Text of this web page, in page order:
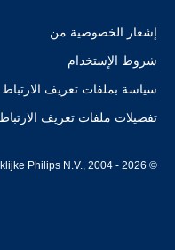
إشعار الخصوصية من
شروط الإستخدام
سياسة بملفات تعريف الارتباط
تفضيلات ملفات تعريف الارتباط
© Koninklijke Philips N.V., 2004 - 2026. كل الحقوق محفوظة.